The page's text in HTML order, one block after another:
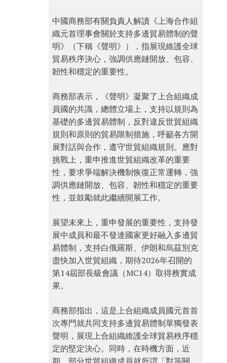
中國商務部有關負責人解讀《上海合作組
織元首理事會關於支持多邊貿易體制的聲
明》（下稱《聲明》），指展現維護全球
貿易秩序決心，強調供應鏈開放、包容、
韌性和穩定的重要性。
商務部表示，《聲明》凝聚了上合組織成
員國的共識，總體立場上，支持以規則為
基礎的多邊貿易體制，反對違反世貿組織
規則和原則的貿易限制措施，呼籲各方開
展對話與合作，遵守世貿組織規則。應對
挑戰上，重申推進世貿組織改革的重要
性，要求爭端解決機制恢復正常運轉，強
調供應鏈開放、包容、韌性和穩定的重要
性，並鼓勵就此繼續開展工作。
展望未來上，重申發展的重要性，支持發
展中成員和最不發達國家更好融入多邊貿
易體制，支持白俄羅斯、伊朗和烏茲別克
盡快加入世貿組織，期待2026年召開的
第14屆部長級會議（MC14）取得務實成
果。
商務部指出，這是上合組織成員國元首首
次專門就共同支持多邊貿易體制單獨發表
聲明，展現上合組織維護全球貿易秩序穩
定的堅定決心。同時，在時機方面，近